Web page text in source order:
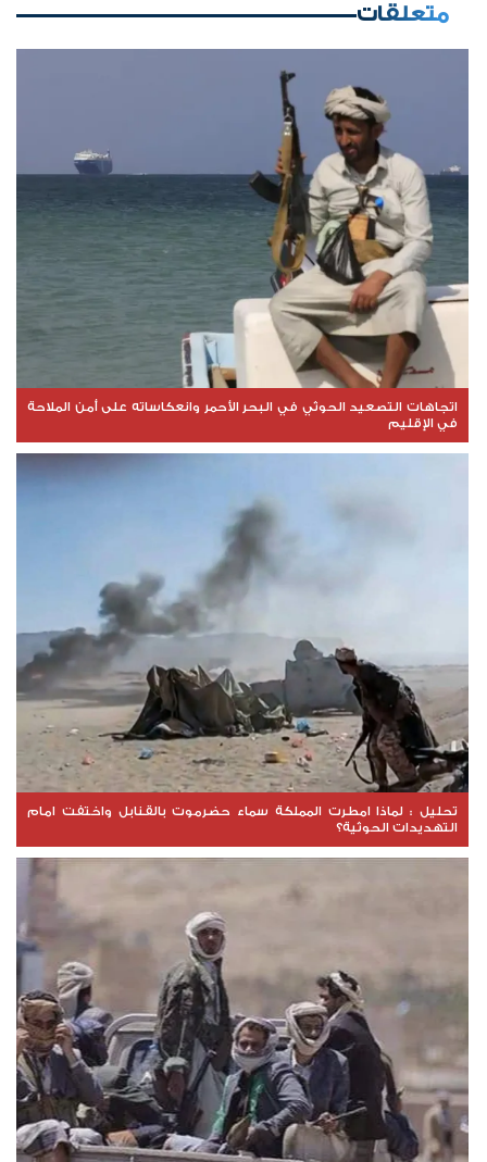
متعلقات
اتجاهات التصعيد الحوثي في البحر الأحمر وانعكاساته على أمن الملاحة
في الإقليم
تحليل : لماذا امطرت المملكة سماء حضرموت بالقنابل واختفت امام
التهديدات الحوثية؟